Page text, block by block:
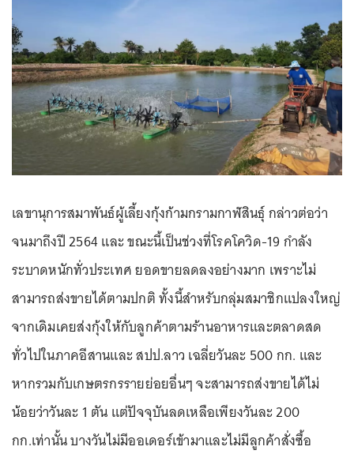
เลขานุการสมาพันธ์ผู้เลี้ยงกุ้งก้ามกรามกาฬสินธุ์ กล่าวต่อว่า
จนมาถึงปี 2564 และ ขณะนี้เป็นช่วงที่โรคโควิด-19 กำลัง
ระบาดหนักทั่วประเทศ ยอดขายลดลงอย่างมาก เพราะไม่
สามารถส่งขายได้ตามปกติ ทั้งนี้สำหรับกลุ่มสมาชิกแปลงใหญ่
จากเดิมเคยส่งกุ้งให้กับลูกค้าตามร้านอาหารและตลาดสด
ทั่วไปในภาคอีสานและ สปป.ลาว เฉลี่ยวันละ 500 กก. และ
หากรวมกับเกษตรกรรายย่อยอื่นๆ จะสามารถส่งขายได้ไม่
น้อยว่าวันละ 1 ตัน แต่ปัจจุบันลดเหลือเพียงวันละ 200
กก.เท่านั้น บางวันไม่มีออเดอร์เข้ามาและไม่มีลูกค้าสั่งซื้อ